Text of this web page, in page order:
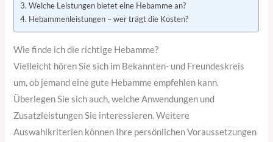
Welche Leistungen bietet eine Hebamme an?
Hebammenleistungen – wer trägt die Kosten?
Wie finde ich die richtige Hebamme?
Vielleicht hören Sie sich im Bekannten- und Freundeskreis
um, ob jemand eine gute Hebamme empfehlen kann.
Überlegen Sie sich auch, welche Anwendungen und
Zusatzleistungen Sie interessieren. Weitere
Auswahlkriterien können Ihre persönlichen Voraussetzungen